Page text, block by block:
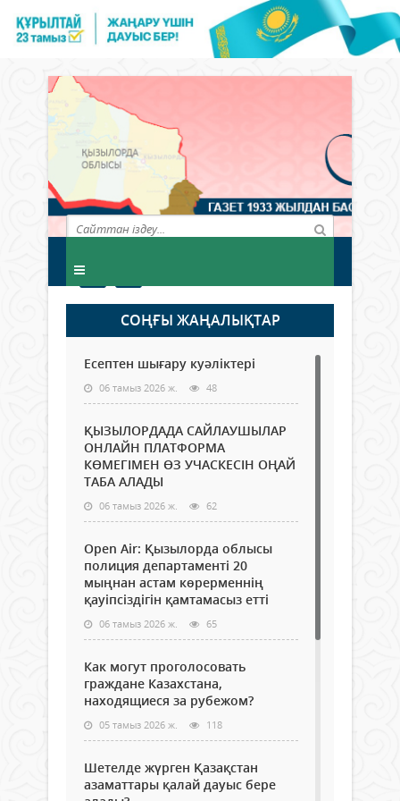
СОҢҒЫ ЖАҢАЛЫҚТАР
Есептен шығару куәліктері
06 тамыз 2026 ж. 48
ҚЫЗЫЛОРДАДА САЙЛАУШЫЛАР
ОНЛАЙН ПЛАТФОРМА
КӨМЕГІМЕН ӨЗ УЧАСКЕСІН ОҢАЙ
ТАБА АЛАДЫ
06 тамыз 2026 ж. 62
Open Air: Қызылорда облысы
полиция департаменті 20
мыңнан астам көрерменнің
қауіпсіздігін қамтамасыз етті
06 тамыз 2026 ж. 65
Как могут проголосовать
граждане Казахстана,
находящиеся за рубежом?
05 тамыз 2026 ж. 118
Шетелде жүрген Қазақстан
азаматтары қалай дауыс бере